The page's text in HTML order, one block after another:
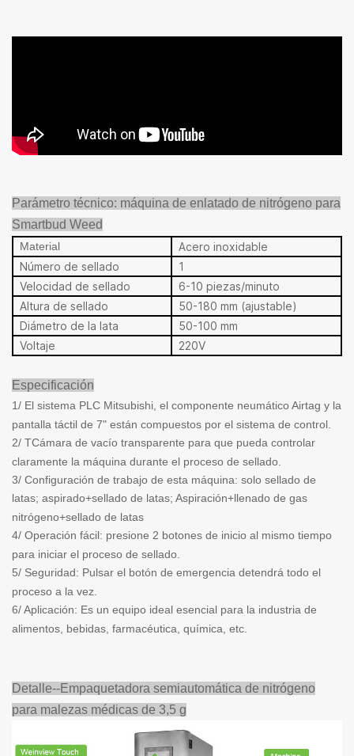
Parámetro técnico: máquina de enlatado de nitrógeno para
Smartbud Weed
Material
Acero inoxidable
Número de sellado
1
Velocidad de sellado
6-10 piezas/minuto
Altura de sellado
50-180 mm (ajustable)
Diámetro de la lata
50-100 mm
Voltaje
220V
Especificación
1/ El sistema PLC Mitsubishi, el componente neumático Airtag y la
pantalla táctil de 7" están compuestos por el sistema de control.
2/ TCámara de vacío transparente para que pueda controlar
claramente la máquina durante el proceso de sellado.
3/ Configuración de trabajo de esta máquina: solo sellado de
latas; aspirado+sellado de latas; Aspiración+llenado de gas
nitrógeno+sellado de latas
4/ Operación fácil: presione 2 botones de inicio al mismo tiempo
para iniciar el proceso de sellado.
5/ Seguridad: Pulsar el botón de emergencia detendrá todo el
proceso a la vez.
6/ Aplicación: Es un equipo ideal esencial para la industria de
alimentos, bebidas, farmacéutica, química, etc.
Detalle--Empaquetadora semiautomática de nitrógeno
para malezas médicas de 3,5 g